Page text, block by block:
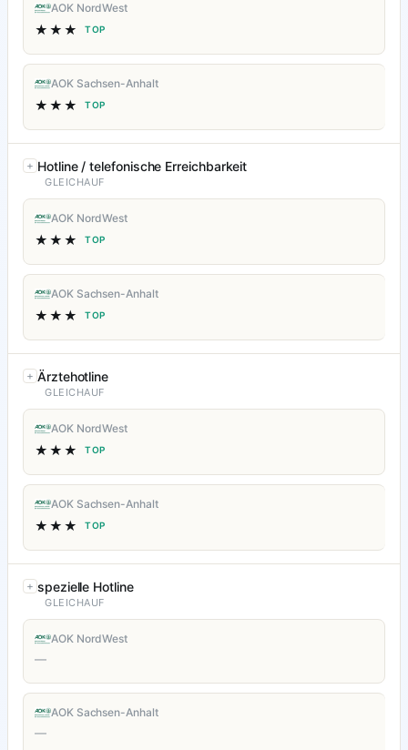
AOK NordWest
★★★ TOP
AOK Sachsen-Anhalt
★★★ TOP
Hotline / telefonische Erreichbarkeit
GLEICHAUF
AOK NordWest
★★★ TOP
AOK Sachsen-Anhalt
★★★ TOP
Ärztehotline
GLEICHAUF
AOK NordWest
★★★ TOP
AOK Sachsen-Anhalt
★★★ TOP
spezielle Hotline
GLEICHAUF
AOK NordWest
—
AOK Sachsen-Anhalt
—